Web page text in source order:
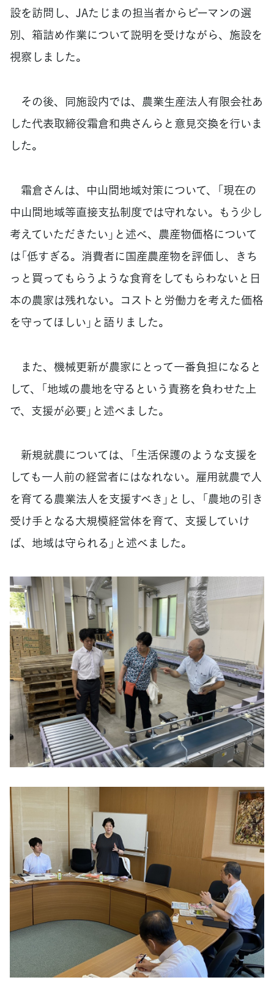
設を訪問し、JAたじまの担当者からピーマンの選
別、箱詰め作業について説明を受けながら、施設を
視察しました。
その後、同施設内では、農業生産法人有限会社あ
した代表取締役霜倉和典さんらと意見交換を行いま
した。
霜倉さんは、中山間地域対策について、「現在の
中山間地域等直接支払制度では守れない。もう少し
考えていただきたい」と述べ、農産物価格について
は「低すぎる。消費者に国産農産物を評価し、きち
っと買ってもらうような食育をしてもらわないと日
本の農家は残れない。コストと労働力を考えた価格
を守ってほしい」と語りました。
また、機械更新が農家にとって一番負担になると
して、「地域の農地を守るという責務を負わせた上
で、支援が必要」と述べました。
新規就農については、「生活保護のような支援を
しても一人前の経営者にはなれない。雇用就農で人
を育てる農業法人を支援すべき」とし、「農地の引き
受け手となる大規模経営体を育て、支援していけ
ば、地域は守られる」と述べました。